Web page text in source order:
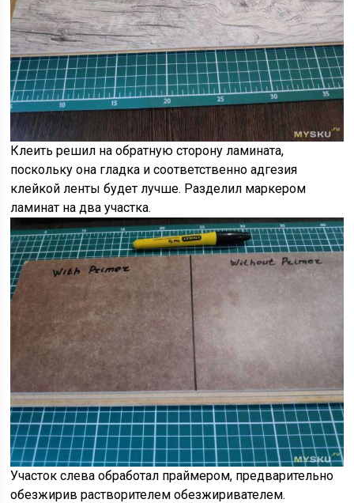
Клеить решил на обратную сторону ламината,
поскольку она гладка и соответственно адгезия
клейкой ленты будет лучше. Разделил маркером
ламинат на два участка.
Участок слева обработал праймером, предварительно
обезжирив растворителем обезжиривателем.